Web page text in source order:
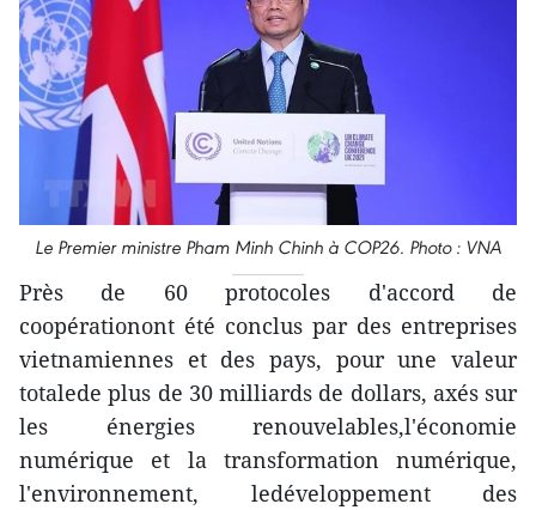
Le Premier ministre Pham Minh Chinh à COP26. Photo : VNA
Près de 60 protocoles d'accord de
coopérationont été conclus par des entreprises
vietnamiennes et des pays, pour une valeur
totalede plus de 30 milliards de dollars, axés sur
les énergies renouvelables,l'économie
numérique et la transformation numérique,
l'environnement, ledéveloppement des